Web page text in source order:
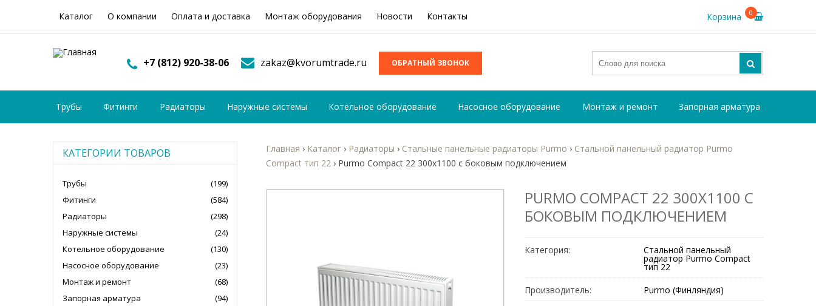
Каталог О компании Оплата и доставка Монтаж оборудования Новости Контакты Корзина 0
+7 (812) 920-38-06 zakaz@kvorumtrade.ru ОБРАТНЫЙ ЗВОНОК
Трубы Фитинги Радиаторы Наружные системы Котельное оборудование Насосное оборудование Монтаж и ремонт Запорная арматура
Главная › Каталог › Радиаторы › Стальные панельные радиаторы Purmo › Стальной панельный радиатор Purmo
Compact тип 22 › Purmo Compact 22 300х1100 с боковым подключением
PURMO COMPACT 22 300Х1100 С
БОКОВЫМ ПОДКЛЮЧЕНИЕМ
Категория: Стальной панельный
радиатор Purmo Compact
тип 22
Производитель:
Purmo (Финляндия)
КАТЕГОРИИ ТОВАРОВ
Трубы
(199)
Фитинги
(584)
Радиаторы
(298)
Наружные системы
(24)
Котельное оборудование
(130)
Насосное оборудование
(23)
Монтаж и ремонт
(68)
Запорная арматура
(94)